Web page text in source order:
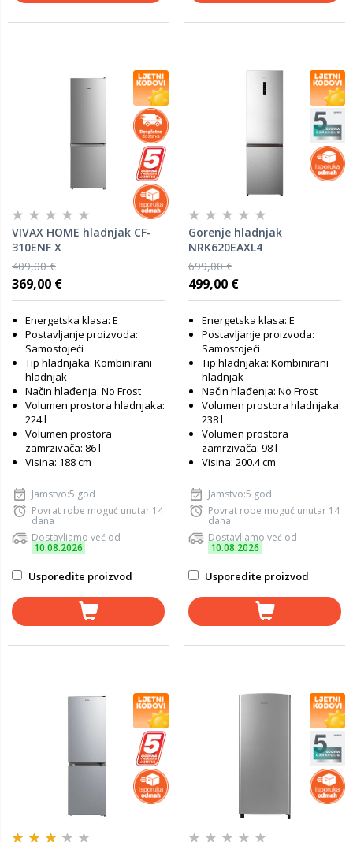
VIVAX HOME hladnjak CF-
310ENF X
409,00 €
369,00 €
Energetska klasa: E
Postavljanje proizvoda:
Samostojeći
Tip hladnjaka: Kombinirani
hladnjak
Način hlađenja: No Frost
Volumen prostora hladnjaka:
224 l
Volumen prostora
zamrzivača: 86 l
Visina: 188 cm
Jamstvo:5 god
Povrat robe moguć unutar 14
dana
Dostavljamo već od
10.08.2026
Usporedite proizvod
Gorenje hladnjak
NRK620EAXL4
699,00 €
499,00 €
Energetska klasa: E
Postavljanje proizvoda:
Samostojeći
Tip hladnjaka: Kombinirani
hladnjak
Način hlađenja: No Frost
Volumen prostora hladnjaka:
238 l
Volumen prostora
zamrzivača: 98 l
Visina: 200.4 cm
Jamstvo:5 god
Povrat robe moguć unutar 14
dana
Dostavljamo već od
10.08.2026
Usporedite proizvod